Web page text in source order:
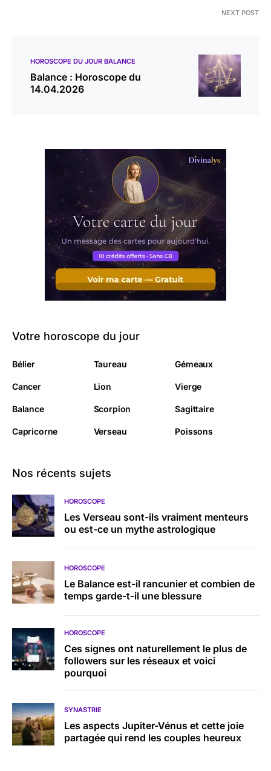
NEXT POST
HOROSCOPE DU JOUR BALANCE
Balance : Horoscope du
14.04.2026
Votre horoscope du jour
Bélier Taureau Gémeaux
Cancer Lion Vierge
Balance Scorpion Sagittaire
Capricorne Verseau Poissons
Nos récents sujets
HOROSCOPE
Les Verseau sont-ils vraiment menteurs
ou est-ce un mythe astrologique
HOROSCOPE
Le Balance est-il rancunier et combien de
temps garde-t-il une blessure
HOROSCOPE
Ces signes ont naturellement le plus de
followers sur les réseaux et voici
pourquoi
SYNASTRIE
Les aspects Jupiter-Vénus et cette joie
partagée qui rend les couples heureux